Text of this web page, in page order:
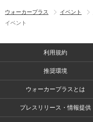
ウォーカープラス イベント
イベント
利用規約
推奨環境
ウォーカープラスとは
プレスリリース・情報提供